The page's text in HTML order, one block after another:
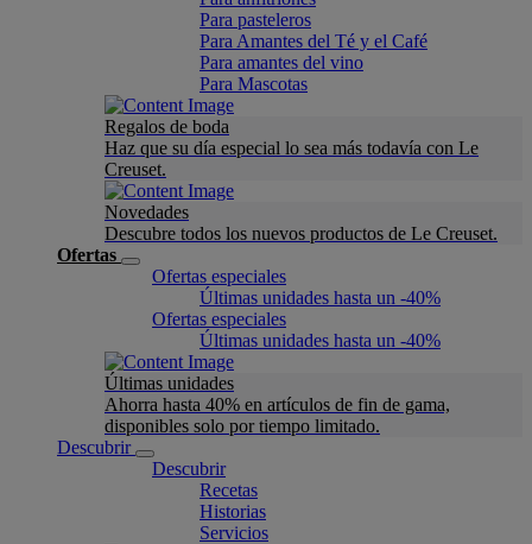
Para pasteleros
Para Amantes del Té y el Café
Para amantes del vino
Para Mascotas
Regalos de boda
Haz que su día especial lo sea más todavía con Le
Creuset.
Novedades
Descubre todos los nuevos productos de Le Creuset.
Ofertas
Ofertas especiales
Últimas unidades hasta un -40%
Ofertas especiales
Últimas unidades hasta un -40%
Últimas unidades
Ahorra hasta 40% en artículos de fin de gama,
disponibles solo por tiempo limitado.
Descubrir
Descubrir
Recetas
Historias
Servicios